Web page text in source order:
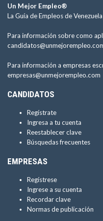
Un Mejor Empleo®
La Guía de Empleos de
Para información sobre como
Para información a empresas
empresas@unmejorempleo.com
CANDIDATOS
Regístrate
Ingresa a tu cuenta
Reestablecer clave
Búsquedas frecuentes
EMPRESAS
Regístrese
Ingrese a su cuenta
Recordar clave
Normas de publicación